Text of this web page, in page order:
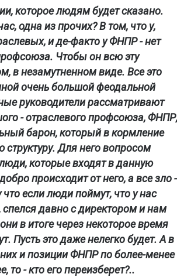
которое людям будет сказано.
одна из прочих? В том, что у,
и де-факто у ФНПР - нет
Чтобы он всю эту
в незамутненном виде. Все это
очень большой феодальной
руководители рассматривают
- отраслевого профсоюза,
барон, который в кормление
Для него вопросом
которые входят в данную
происходит от него, а все зло -
если люди поймут, что у нас
давно с директором и нам
в итоге через некоторое время
Пусть это даже нелегко будет. А в
и позиции ФНПР по более-менее
- кто его переизберет?..